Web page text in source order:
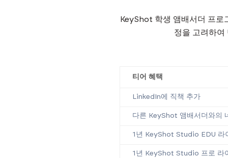
KeyShot 학생 앰배서더 프로
정을 고려하여
티어 혜택
LinkedIn에 직책 추가
다른 KeyShot 앰배서더와의
1년 KeyShot Studio EDU 라
1년 KeyShot Studio 프로 라